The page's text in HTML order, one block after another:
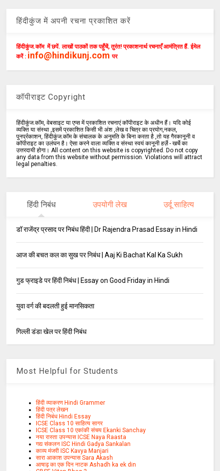
हिंदीकुंज में अपनी रचना प्रकाशित करें
हिंदीकुंज.कॉम में छपें. लाखों पाठकों तक पहुँचें, तुरंत! प्रकाशनार्थ रचनाएँ आमंत्रित हैं. ईमेल
करें : info@hindikunj.com पर
कॉपीराइट Copyright
हिंदीकुंज.कॉम, वेबसाइट या एप्स में प्रकाशित रचनाएं कॉपीराइट के अधीन हैं। यदि कोई
व्यक्ति या संस्था ,इसमें प्रकाशित किसी भी अंश ,लेख व चित्र का प्रयोग,नकल,
पुनर्प्रकाशन, हिंदीकुंज.कॉम के संचालक के अनुमति के बिना करता है ,तो यह गैरकानूनी व
कॉपीराइट का उलंघन है। ऐसा करने वाला व्यक्ति व संस्था स्वयं कानूनी हर्ज़े - खर्चे का
उत्तरदायी होगा। All content on this website is copyrighted. Do not copy
any data from this website without permission. Violations will attract
legal penalties.
हिंदी निबंध उपयोगी लेख उर्दू साहित्य
डॉ राजेंद्र प्रसाद पर निबंध हिंदी | Dr Rajendra Prasad Essay in Hindi
आज की बचत कल का सुख पर निबंध | Aaj Ki Bachat Kal Ka Sukh
गुड फ्राइडे पर हिंदी निबंध | Essay on Good Friday in Hindi
युवा वर्ग की बदलती हुई मानसिकता
गिल्ली डंडा खेल पर हिंदी निबंध
Most Helpful for Students
हिंदी व्याकरण Hindi Grammer
हिंदी पत्र लेखन
हिंदी निबंध Hindi Essay
ICSE Class 10 साहित्य सागर
ICSE Class 10 एकांकी संचय Ekanki Sanchay
नया रास्ता उपन्यास ICSE Naya Raasta
गद्य संकलन ISC Hindi Gadya Sankalan
काव्य मंजरी ISC Kavya Manjari
सारा आकाश उपन्यास Sara Akash
आषाढ़ का एक दिन नाटक Ashadh ka ek din